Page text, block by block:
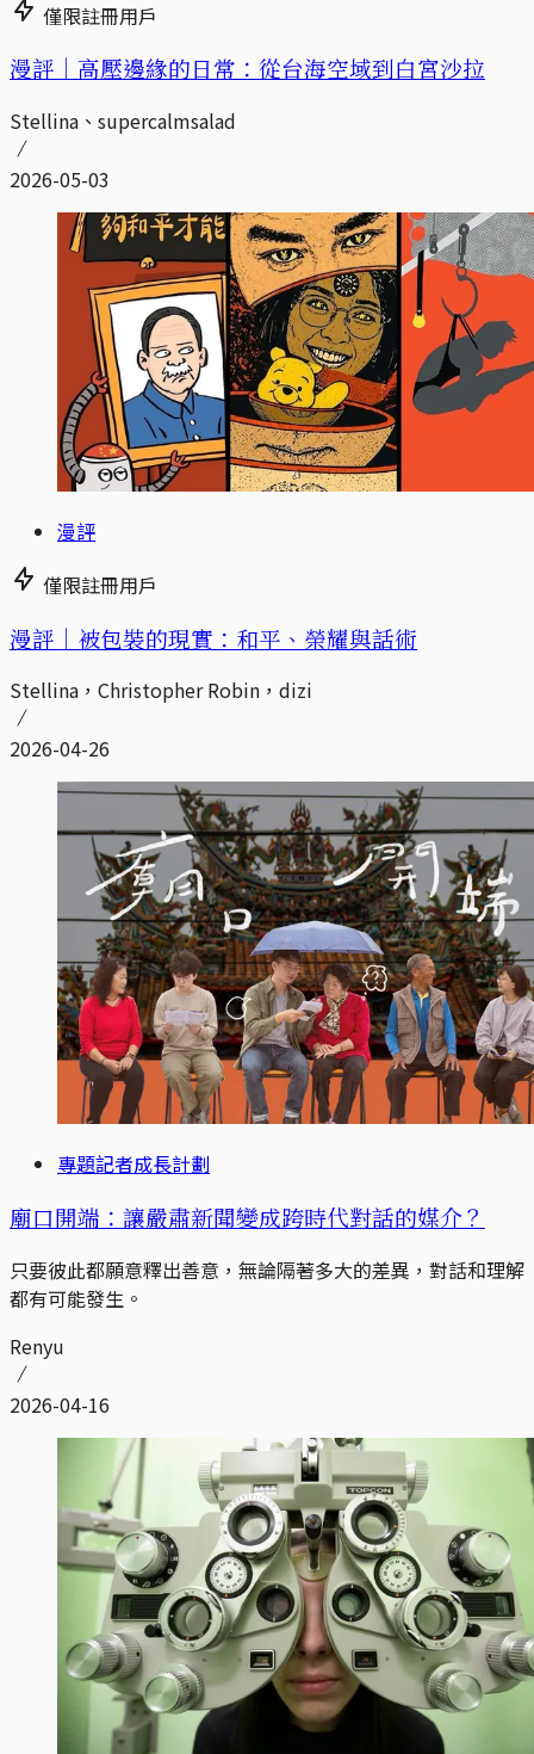
僅限註冊用戶
漫評｜高壓邊緣的日常：從台海空域到白宮沙拉
Stellina、supercalmsalad
2026-05-03
漫評
僅限註冊用戶
漫評｜被包裝的現實：和平、榮耀與話術
Stellina，Christopher Robin，dizi
2026-04-26
專題記者成長計劃
廟口開端：讓嚴肅新聞變成跨時代對話的媒介？
只要彼此都願意釋出善意，無論隔著多大的差異，對話和理解
都有可能發生。
Renyu
2026-04-16